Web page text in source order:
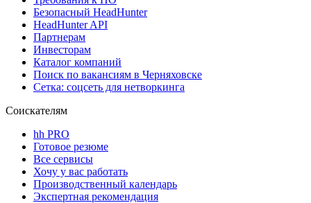
Безопасный HeadHunter
HeadHunter API
Партнерам
Инвесторам
Каталог компаний
Поиск по вакансиям в Черняховске
Сетка: соцсеть для нетворкинга
Соискателям
hh PRO
Готовое резюме
Все сервисы
Хочу у вас работать
Производственный календарь
Экспертная рекомендация